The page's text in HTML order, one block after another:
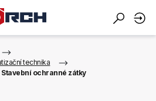
technika
Stavební ochranné zátky